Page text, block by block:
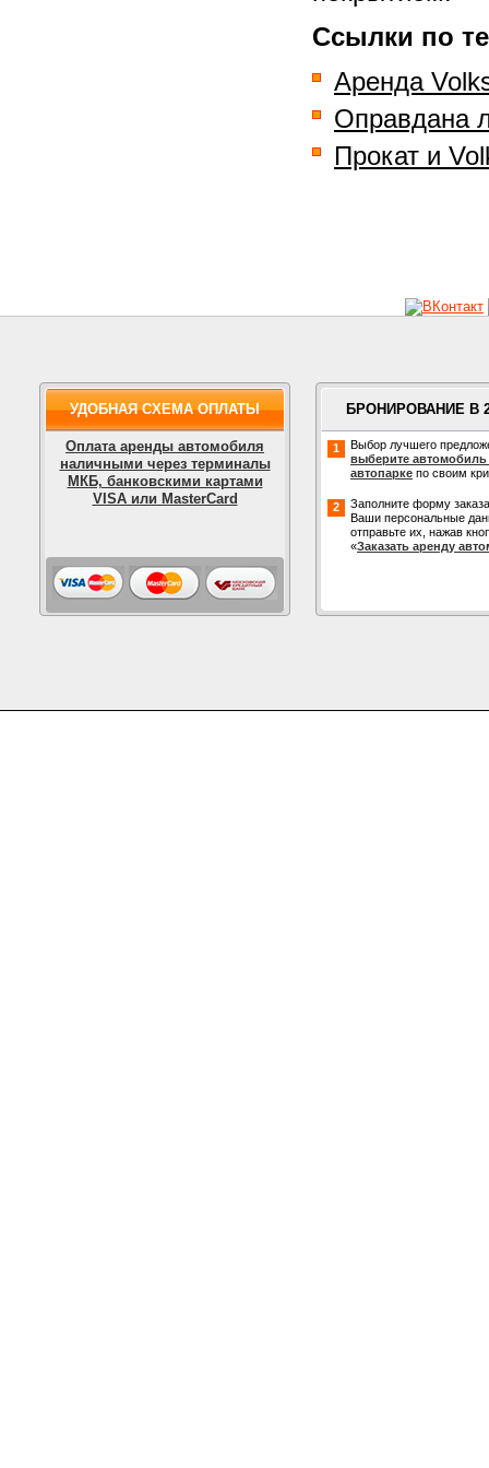
Ссылки по
Аренда
Оправдана
Прокат и
УДОБНАЯ СХЕМА ОПЛАТЫ
Оплата аренды автомобиля
наличными через терминалы
МКБ, банковскими картами
VISA или MasterCard
БРОНИРОВАНИЕ В
1
Выбор лучшего
выберите
автопарке по своим
2
Заполните форму
Ваши персональные
отправьте их, нажав
«Заказать аренду